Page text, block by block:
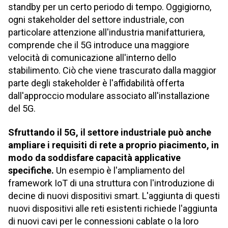
standby per un certo periodo di tempo. Oggigiorno,
ogni stakeholder del settore industriale, con
particolare attenzione all'industria manifatturiera,
comprende che il 5G introduce una maggiore
velocità di comunicazione all'interno dello
stabilimento. Ciò che viene trascurato dalla maggior
parte degli stakeholder è l'affidabilità offerta
dall'approccio modulare associato all'installazione
del 5G.
Sfruttando il 5G, il settore industriale può anche
ampliare i requisiti di rete a proprio piacimento, in
modo da soddisfare capacità applicative
specifiche. Un esempio è l'ampliamento del
framework IoT di una struttura con l'introduzione di
decine di nuovi dispositivi smart. L'aggiunta di questi
nuovi dispositivi alle reti esistenti richiede l'aggiunta
di nuovi cavi per le connessioni cablate o la loro